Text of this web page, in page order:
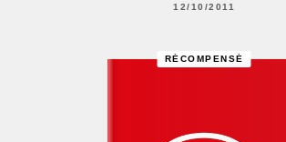
12/10/2011
RÉCOMPENSÉ